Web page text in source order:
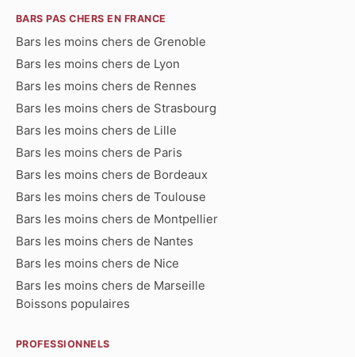
BARS PAS CHERS EN FRANCE
Bars les moins chers de Grenoble
Bars les moins chers de Lyon
Bars les moins chers de Rennes
Bars les moins chers de Strasbourg
Bars les moins chers de Lille
Bars les moins chers de Paris
Bars les moins chers de Bordeaux
Bars les moins chers de Toulouse
Bars les moins chers de Montpellier
Bars les moins chers de Nantes
Bars les moins chers de Nice
Bars les moins chers de Marseille
Boissons populaires
PROFESSIONNELS